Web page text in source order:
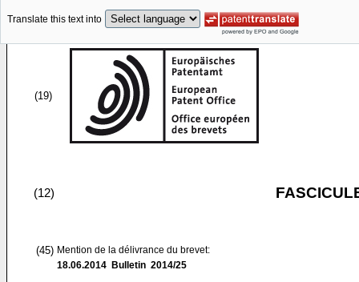
Translate this text into
(19)
(12)
(45) Mention de la délivrance du brevet:
18.06.2014 Bulletin 2014/25